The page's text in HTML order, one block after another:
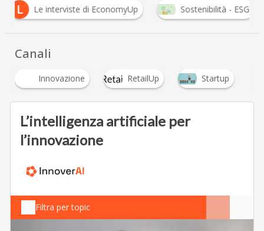
L
Le interviste di EconomyUp Sostenibilità - ESG
Canali
Innovazione RetailUp Startup
L’intelligenza artificiale per
l’innovazione
Filtra per topic